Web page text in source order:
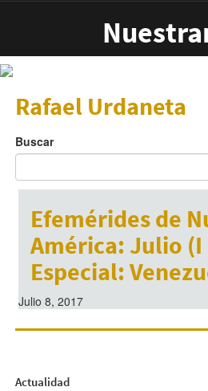
Rafael Urdaneta
Buscar
Efemérides de
América: Julio (I
Especial:
Julio 8, 2017
Actualidad